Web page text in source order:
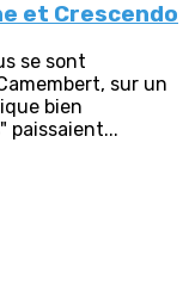
et Crescendo
se sont
sur un
bien
paissaient...